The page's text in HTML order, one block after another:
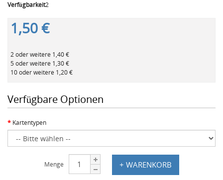
Verfügbarkeit2
1,50 €
2 oder weitere 1,40 €
5 oder weitere 1,30 €
10 oder weitere 1,20 €
Verfügbare Optionen
Kartentypen
Menge + WARENKORB